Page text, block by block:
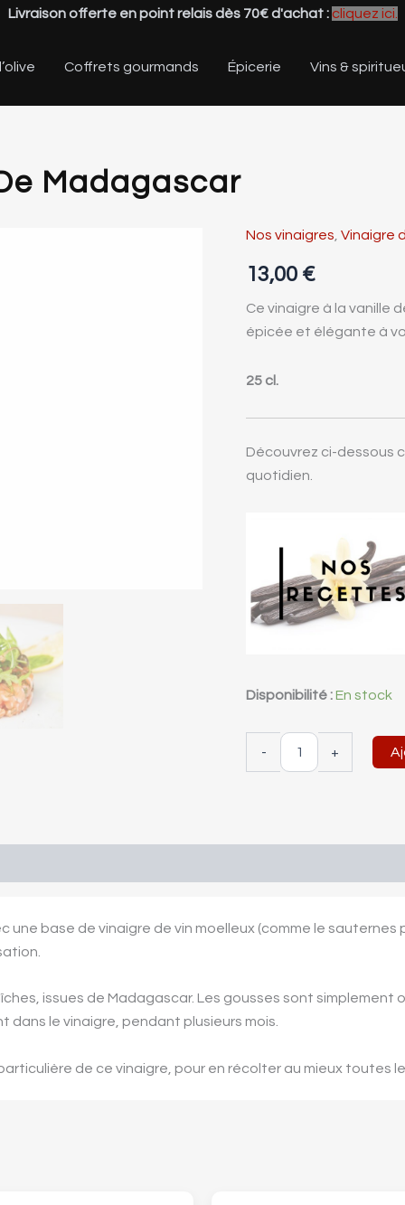
Livraison offerte en point relais dès 70€ d'achat : cliquez ici.
Coffrets gourmands Épicerie Vins &
Madagascar
Nos vinaigres Vinaigre
13,00 €
Ce vinaigre à la vanille
épicée et élégante à
25 cl.
Découvrez ci-dessous
quotidien.
Disponibilité :En stock
-
quantité
Vinaigre
la
vanille
+
une base de vinaigre de vin moelleux (comme le sauternes
issues de Madagascar. Les gousses sont simplement
dans le vinaigre, pendant plusieurs mois.
de ce vinaigre, pour en récolter au mieux toutes